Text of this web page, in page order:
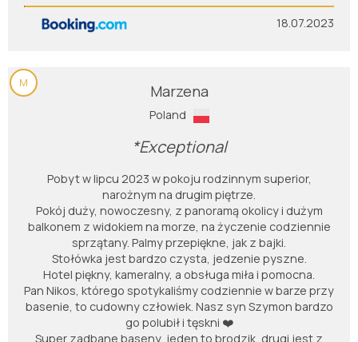
18.07.2023
M Marzena
Poland
*Exceptional
Pobyt w lipcu 2023 w pokoju rodzinnym superior,
narożnym na drugim piętrze.
Pokój duży, nowoczesny, z panoramą okolicy i dużym
balkonem z widokiem na morze, na życzenie codziennie
sprzątany. Palmy przepiękne, jak z bajki.
Stołówka jest bardzo czysta, jedzenie pyszne.
Hotel piękny, kameralny, a obsługa miła i pomocna.
Pan Nikos, którego spotykaliśmy codziennie w barze przy
basenie, to cudowny człowiek. Nasz syn Szymon bardzo
go polubił i tęskni ❤️
Super zadbane baseny, jeden to brodzik, drugi jest z